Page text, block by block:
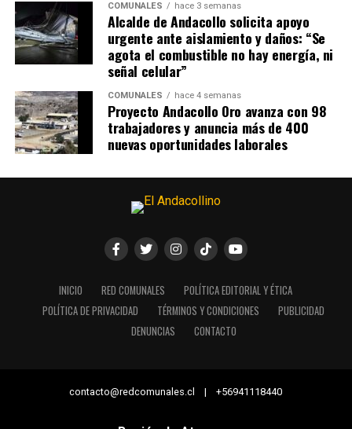
COMUNALES hace 3 semanas
Alcalde de Andacollo solicita apoyo
urgente ante aislamiento y daños: “Se
agota el combustible no hay energía, ni
señal celular”
COMUNALES hace 4 semanas
Proyecto Andacollo Oro avanza con 98
trabajadores y anuncia más de 400
nuevas oportunidades laborales
INICIO RED COMUNALES
POLÍTICA EDITORIAL Y ÉTICA
POLÍTICA DE PRIVACIDAD
TÉRMINOS Y CONDICIONES
PUBLICIDAD
DENUNCIAS
CONTACTO
contacto@redcomunales.cl | +56941118440